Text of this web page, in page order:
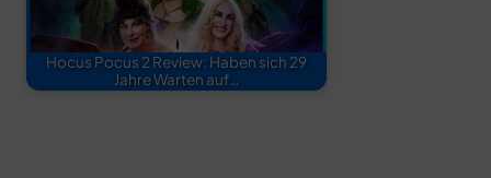
Hocus Pocus 2 Review: Haben sich 29
Jahre Warten auf…